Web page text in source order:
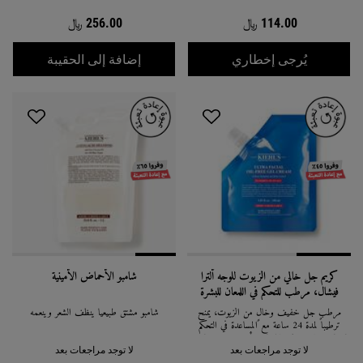
114.00 ﷼
يُرجى إخطاري
256.00 ﷼
إضافة إلى الحقيبة
كريم جل خالي من الزيوت للوجه ألترا
فيشال، مرطب للتحكم في اللمعان للبشرة
الدهنية والعادية
مرطب جل خفيف وخالٍ من الزيوت، يمنح
ترطيباً لمدة 24 ساعة مع المساعدة في التحكم
باللمعان وتقليل مظهر المسام. بتأثير منعش، مناسب
للبشرة الدهنية والعادية.
لا توجد مراجعات بعد
شامبو الأحماض الأمينية
شامبو مشتق طبيعياً ينظف الشعر وينعمه
لا توجد مراجعات بعد